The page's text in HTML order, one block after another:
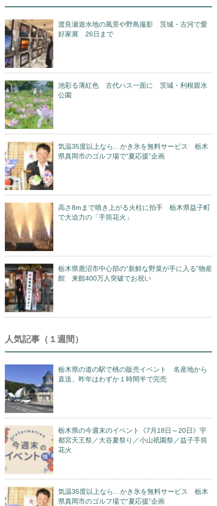
渡良瀬遊水地の風景や野鳥撮影 茨城・古河で愛
好家展 26日まで
池彩る薄紅色 古代ハス一面に 茨城・利根親水
公園
気温35度以上なら…かき氷を無料サービス 栃木
県真岡市のゴルフ場で“夏応援”企画
高さ8mまで噴き上がる火柱に拍手 栃木県益子町
で大迫力の「手筒花火」
栃木県鹿沼市中心部の“新鮮な野菜が手に入る”物産
館 来館400万人突破でお祝い
人気記事（１週間）
栃木県の道の駅で桃の販売イベント 名産地から
直送、昨年はわずか１時間半で完売
栃木県の今週末のイベント《7月18日～20日》宇
都宮天王祭／大谷夏祭り／小山祇園祭／益子手筒
花火
気温35度以上なら…かき氷を無料サービス 栃木
県真岡市のゴルフ場で“夏応援”企画